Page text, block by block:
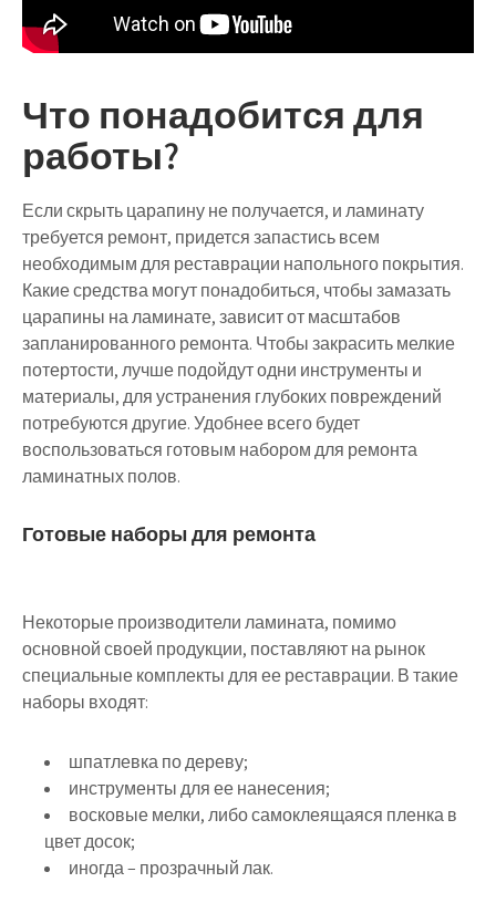
Что понадобится для
работы?
Если скрыть царапину не получается, и ламинату
требуется ремонт, придется запастись всем
необходимым для реставрации напольного покрытия.
Какие средства могут понадобиться, чтобы замазать
царапины на ламинате, зависит от масштабов
запланированного ремонта. Чтобы закрасить мелкие
потертости, лучше подойдут одни инструменты и
материалы, для устранения глубоких повреждений
потребуются другие. Удобнее всего будет
воспользоваться готовым набором для ремонта
ламинатных полов.
Готовые наборы для ремонта
Некоторые производители ламината, помимо
основной своей продукции, поставляют на рынок
специальные комплекты для ее реставрации. В такие
наборы входят:
шпатлевка по дереву;
инструменты для ее нанесения;
восковые мелки, либо самоклеящаяся пленка в
цвет досок;
иногда – прозрачный лак.